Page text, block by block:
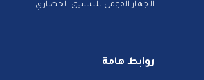
الجهاز القومى للتنسيق الحضاري
روابط هامة